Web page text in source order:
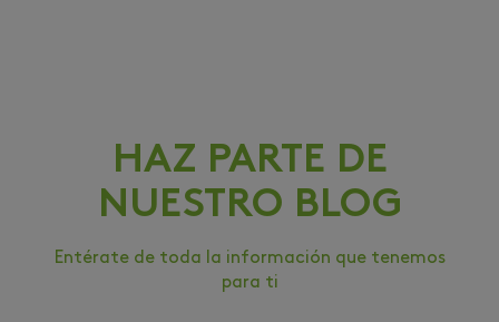
HAZ PARTE DE
NUESTRO BLOG
Entérate de toda la información que tenemos
para ti